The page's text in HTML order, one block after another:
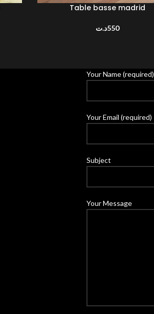
AJOUTER AU PANIER
Table basse madrid
550د.ت
Your Name (required)
Your Email (required)
Subject
Your Message